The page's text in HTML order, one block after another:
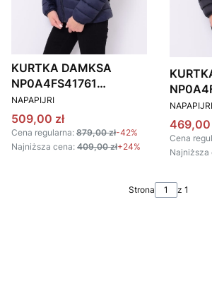
KURTKA DAMKSA
NP0A4FS41761
Napapijri AREONS
GRANATOWA
PRODUCENT
NAPAPIJRI
Cena promocyjna
509,00 zł
Cena regularna: 879,00 zł-42%
Najniższa cena: 409,00 zł+24%
NAPAPIJRI
Cena
469,00
Cena
Najniższa
Strona z 1